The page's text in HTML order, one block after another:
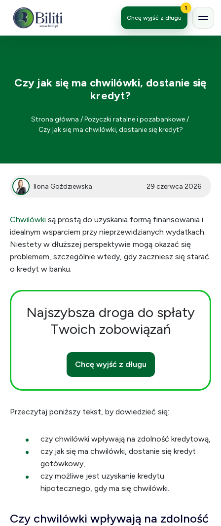
Chcę wyjść z długu
1
Czy jak się ma chwilówki, dostanie się
kredyt?
Strona główna /Pożyczki ratalne i pozabankowe/
Czy jak się ma chwilówki, dostanie się kredyt?
Ilona Goździewska 29 czerwca 2026
Chwilówki są prostą do uzyskania formą finansowania i
idealnym wsparciem przy nieprzewidzianych wydatkach.
Niestety w dłuższej perspektywie mogą okazać się
problemem, szczególnie wtedy, gdy zaczniesz się starać
o kredyt w banku.
Najszybsza droga do spłaty
Twoich zobowiązań
Chcę wyjść z długu
Przeczytaj poniższy tekst, by dowiedzieć się:
czy chwilówki wpływają na zdolność kredytową,
czy jak się ma chwilówki, dostanie się kredyt
gotówkowy,
czy możliwe jest uzyskanie kredytu
hipotecznego, gdy ma się chwilówki.
Czy chwilówki wpływają na zdolność